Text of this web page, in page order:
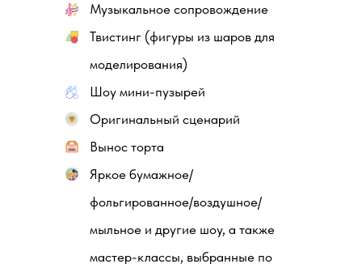
Музыкальное сопровождение
Твистинг (фигуры из шаров для
моделирования)
Шоу мини-пузырей
Оригинальный сценарий
Вынос торта
Яркое бумажное/
фольгированное/воздушное/
мыльное и другие шоу, а также
мастер-классы, выбранные по